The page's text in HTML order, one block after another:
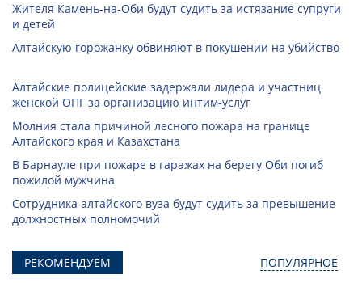
Жителя Камень-на-Оби будут судить за истязание супруги
и детей
Алтайскую горожанку обвиняют в покушении на убийство
Алтайские полицейские задержали лидера и участниц
женской ОПГ за организацию интим-услуг
Молния стала причиной лесного пожара на границе
Алтайского края и Казахстана
В Барнауле при пожаре в гаражах на берегу Оби погиб
пожилой мужчина
Сотрудника алтайского вуза будут судить за превышение
должностных полномочий
РЕКОМЕНДУЕМ ПОПУЛЯРНОЕ